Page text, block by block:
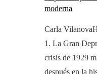
moderna
Carla Vilanova
1. La Gran
crisis de 1929
después en la